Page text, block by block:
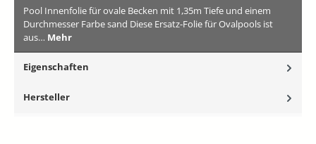
Pool Innenfolie für ovale Becken mit 1,35m Tiefe und einem
Durchmesser Farbe sand Diese Ersatz-Folie für Ovalpools ist
aus… Mehr
Eigenschaften
Hersteller